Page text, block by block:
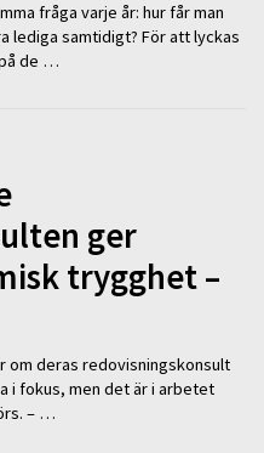
fråga varje år: hur får man
lediga samtidigt? För att lyckas
de …
ger
trygghet –
om deras redovisningskonsult
i fokus, men det är i arbetet
– …